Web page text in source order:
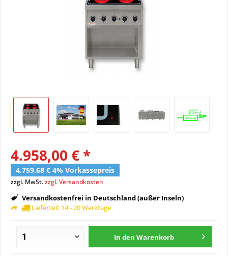
4.958,00 € *
4.759,68 € 4% Vorkassepreis
zzgl. MwSt.zzgl. Versandkosten
Versandkostenfrei in Deutschland (außer Inseln)
Lieferzeit 14 - 20 Werktage
In den Warenkorb